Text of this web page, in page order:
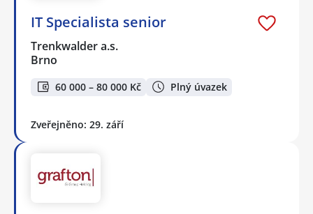
IT Specialista senior
Trenkwalder a.s.
Brno
60 000 – 80 000 Kč Plný úvazek
Zveřejněno: 29. září